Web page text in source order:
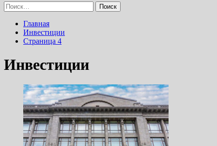
Найти:
Главная
Инвестиции
Страница 4
Инвестиции